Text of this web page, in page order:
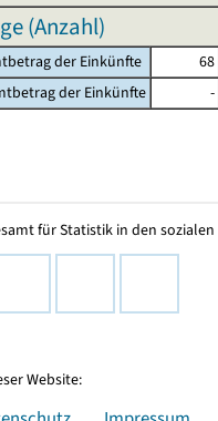
(Anzahl)
der Einkünfte 68
der Einkünfte
-
für Statistik in den
Website: